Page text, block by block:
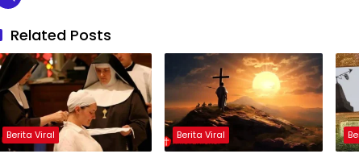
Related Posts
Berita Viral Berita Viral